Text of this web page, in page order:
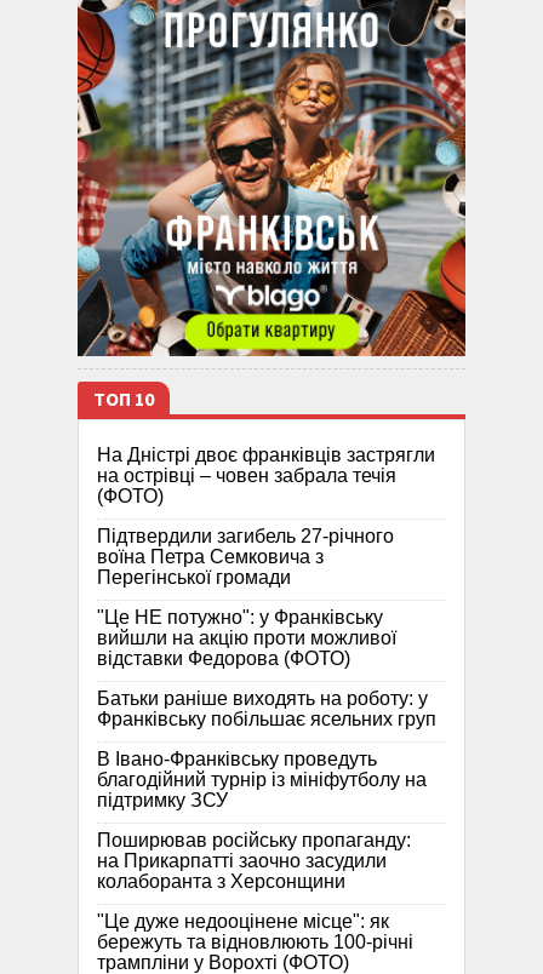
ТОП 10
На Дністрі двоє франківців застрягли
на острівці – човен забрала течія
(ФОТО)
Підтвердили загибель 27-річного
воїна Петра Семковича з
Перегінської громади
"Це НЕ потужно": у Франківську
вийшли на акцію проти можливої
відставки Федорова (ФОТО)
Батьки раніше виходять на роботу: у
Франківську побільшає ясельних груп
В Івано-Франківську проведуть
благодійний турнір із мініфутболу на
підтримку ЗСУ
Поширював російську пропаганду:
на Прикарпатті заочно засудили
колаборанта з Херсонщини
"Це дуже недооцінене місце": як
бережуть та відновлюють 100-річні
трампліни у Ворохті (ФОТО)